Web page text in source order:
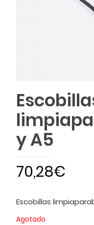
y A5
70,28€
Escobillas
Agotado